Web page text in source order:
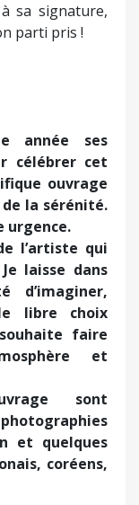
faire
et
sont
coréens,
peintre de la
vous
Alexis, qui l’a
Au Japon
tous cas je
automobile en
une visiteuse
mes toiles où
que cette
ma peinture